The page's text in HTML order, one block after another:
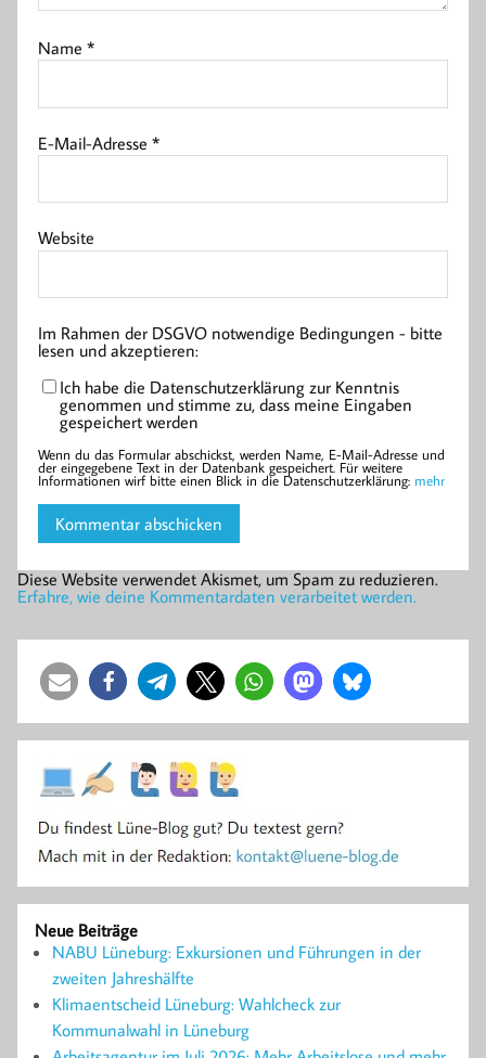
Name*
E-Mail-Adresse*
Website
Im Rahmen der DSGVO notwendige Bedingungen - bitte
lesen und akzeptieren:
Ich habe die Datenschutzerklärung zur Kenntnis
genommen und stimme zu, dass meine Eingaben
gespeichert werden
Wenn du das Formular abschickst, werden Name, E-Mail-Adresse und
der eingegebene Text in der Datenbank gespeichert. Für weitere
Informationen wirf bitte einen Blick in die Datenschutzerklärung: mehr
Diese Website verwendet Akismet, um Spam zu reduzieren.
Erfahre, wie deine Kommentardaten verarbeitet werden.
Neue Beiträge
NABU Lüneburg: Exkursionen und Führungen in der
zweiten Jahreshälfte
Klimaentscheid Lüneburg: Wahlcheck zur
Kommunalwahl in Lüneburg